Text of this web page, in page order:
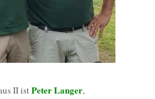
II istPeter Langer,